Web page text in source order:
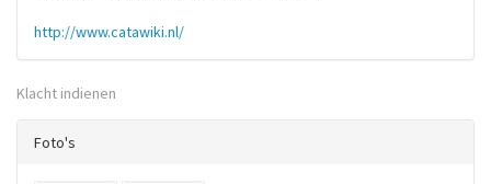
http://www.catawiki.nl/
Klacht indienen
Foto's